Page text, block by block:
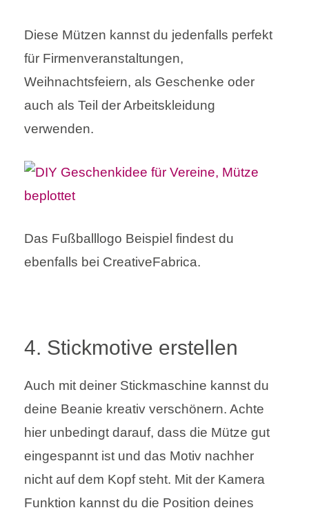
Diese Mützen kannst du jedenfalls perfekt
für Firmenveranstaltungen,
Weihnachtsfeiern, als Geschenke oder
auch als Teil der Arbeitskleidung
verwenden.
Das Fußballlogo Beispiel findest du
ebenfalls bei CreativeFabrica.
4. Stickmotive erstellen
Auch mit deiner Stickmaschine kannst du
deine Beanie kreativ verschönern. Achte
hier unbedingt darauf, dass die Mütze gut
eingespannt ist und das Motiv nachher
nicht auf dem Kopf steht. Mit der Kamera
Funktion kannst du die Position deines